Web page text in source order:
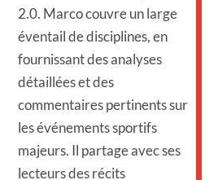
2.0. Marco couvre un large
éventail de disciplines, en
fournissant des analyses
détaillées et des
commentaires pertinents sur
les événements sportifs
majeurs. Il partage avec ses
lecteurs des récits